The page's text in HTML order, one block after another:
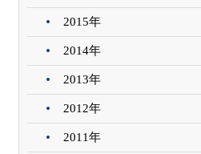
2015年
2014年
2013年
2012年
2011年